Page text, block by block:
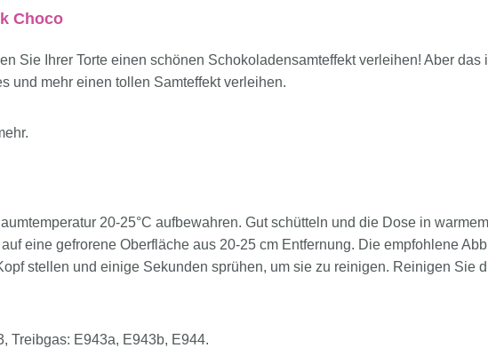
Choco
Sie Ihrer Torte einen schönen Schokoladensamteffekt verleihen! Aber
und mehr einen tollen Samteffekt verleihen.
20-25°C aufbewahren. Gut schütteln und die Dose in
eine gefrorene Oberfläche aus 20-25 cm Entfernung. Die empfohlene
stellen und einige Sekunden sprühen, um sie zu reinigen. Reinigen Sie
Treibgas: E943a, E943b, E944.